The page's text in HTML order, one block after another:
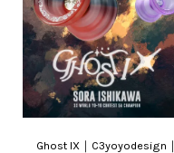
Ghost IX｜C3yoyodesign｜